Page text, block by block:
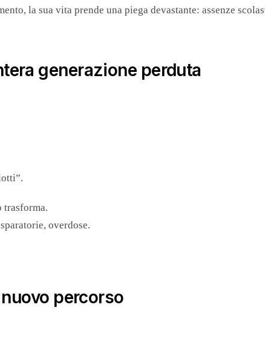
la sua vita prende una piega devastante: assenze
generazione perduta
trasforma.
overdose.
percorso